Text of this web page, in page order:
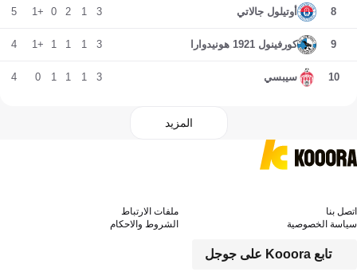
8 أوتيلول جالاتي 3
1
2
0
+1
5
9 كورفينول 1921 هونيدوارا 3
1
1
1
+1
4
10 سيبسي 3
1
1
1
0
4
المزيد
تابع Kooora على جوجل
اتصل بنا
ملفات الارتباط
سياسة الخصوصية
الشروط والاحكام